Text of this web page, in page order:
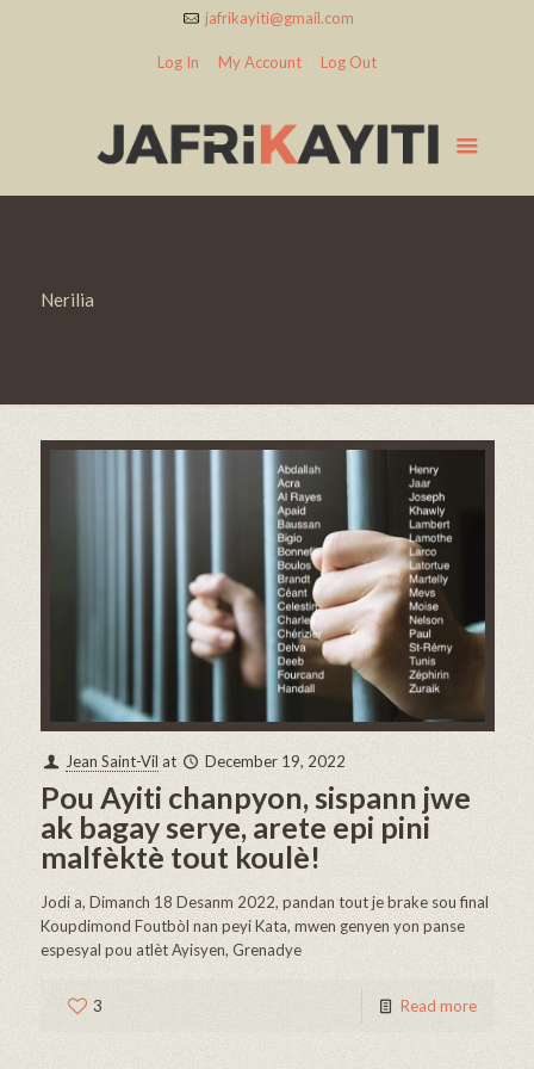
jafrikayiti@gmail.com
Log In My Account Log Out
Nerilia
Jean Saint-Vil at December 19, 2022
Pou Ayiti chanpyon, sispann jwe
ak bagay serye, arete epi pini
malfèktè tout koulè!
Jodi a, Dimanch 18 Desanm 2022, pandan tout je brake sou final
Koupdimond Foutbòl nan peyi Kata, mwen genyen yon panse
espesyal pou atlèt Ayisyen, Grenadye
3 Read more